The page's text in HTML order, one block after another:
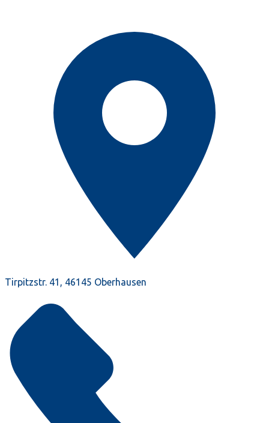
Tirpitzstr. 41, 46145 Oberhausen